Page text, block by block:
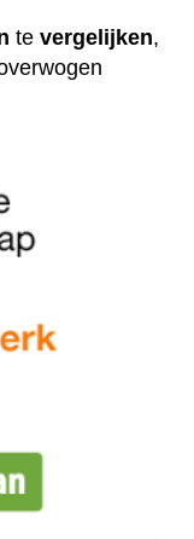
te vergelijken,